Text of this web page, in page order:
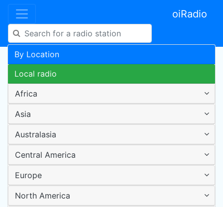
oiRadio
By Location
Local radio
Africa
Asia
Australasia
Central America
Europe
North America